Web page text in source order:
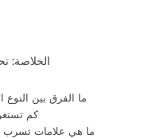
الخلاصة:
ما الفرق بين النوع
كم
ما هي علامات تسرب